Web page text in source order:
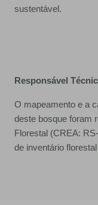
sustentável.
Responsável
O mapeamento e a
deste bosque foram
Florestal (CREA:
de inventário